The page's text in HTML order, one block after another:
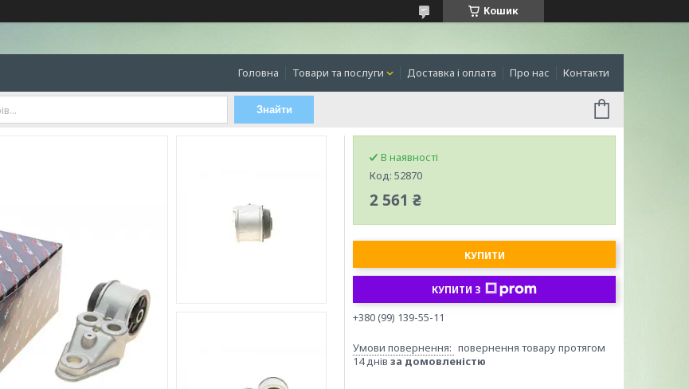
Кошик
Головна Товари та послуги Доставка і оплата Про нас Контакти
Знайти
В наявності
Код: 52870
2 561 ₴
КУПИТИ
КУПИТИ З
+380 (99) 139-55-11
повернення товару протягом
14 днів за домовленістю